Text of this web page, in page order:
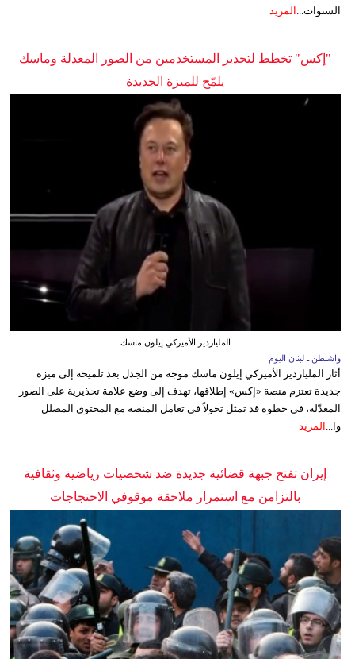
السنوات...
المزيد
"إكس" تخطط لتحذير المستخدمين من الصور المعدلة وماسك
يلمّح للميزة الجديدة
الملياردير الأميركي إيلون ماسك
واشنطن ـ لبنان اليوم
أثار الملياردير الأميركي إيلون ماسك موجة من الجدل بعد تلميحه إلى ميزة
جديدة تعتزم منصة «إكس» إطلاقها، تهدف إلى وضع علامة تحذيرية على الصور
المعدّلة، في خطوة قد تمثل تحولاً في تعامل المنصة مع المحتوى المضلل
وا... المزيد
إيران تفتح جبهة قضائية جديدة ضد شخصيات رياضية وثقافية
بالتزامن مع استمرار ملاحقة موقوفي الاحتجاجات